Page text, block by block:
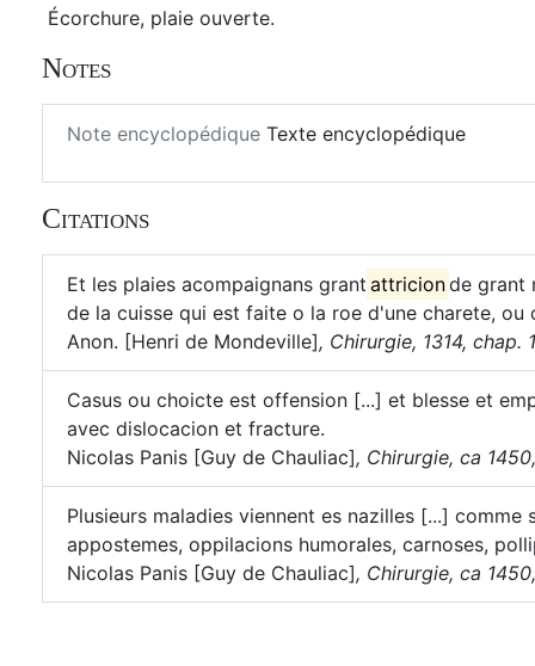
Écorchure, plaie ouverte.
Notes
Note encyclopédique Texte encyclopédique
Citations
Et les plaies acompaignans grant attricionde grant
de la cuisse qui est faite o la roe d'une charete, ou
Anon. [Henri de Mondeville], Chirurgie, 1314, chap.
Casus ou choicte est offension [...] et blesse et
avec dislocacion et fracture.
Nicolas Panis [Guy de Chauliac], Chirurgie, ca
Plusieurs maladies viennent es nazilles [...]
appostemes, oppilacions humorales, carnoses,
Nicolas Panis [Guy de Chauliac], Chirurgie, ca